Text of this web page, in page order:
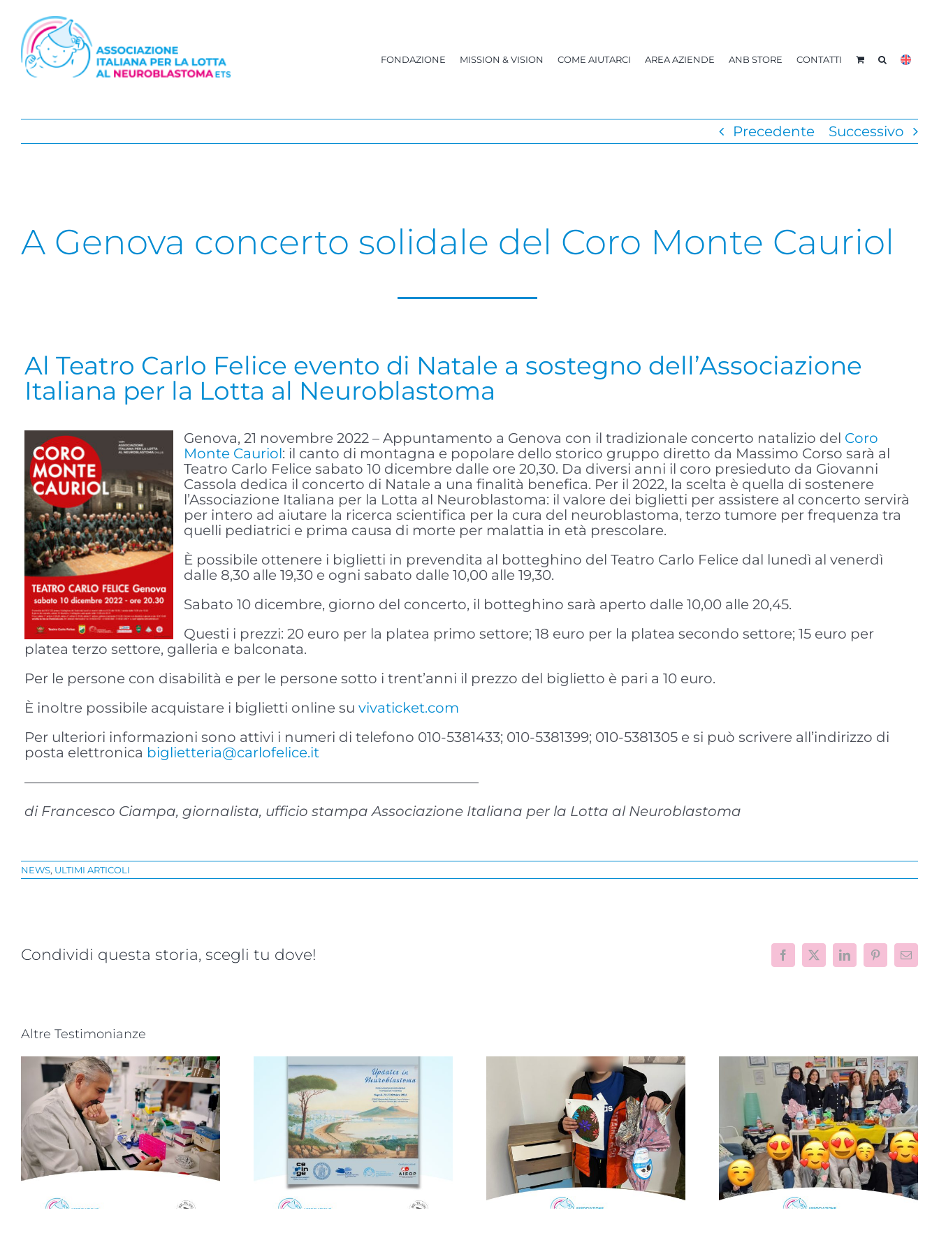
contenuto
FONDAZIONE MISSION & VISION COME AIUTARCI AREA AZIENDE ANB STORE CONTATTI
Precedente Successivo
A Genova concerto solidale del Coro Monte Cauriol
Al Teatro Carlo Felice evento di Natale a sostegno dell’Associazione
Italiana per la Lotta al Neuroblastoma
Genova, 21 novembre 2022 – Appuntamento a Genova con il tradizionale concerto natalizio del Coro
Monte Cauriol: il canto di montagna e popolare dello storico gruppo diretto da Massimo Corso sarà al
Teatro Carlo Felice sabato 10 dicembre dalle ore 20,30. Da diversi anni il coro presieduto da Giovanni
Cassola dedica il concerto di Natale a una finalità benefica. Per il 2022, la scelta è quella di sostenere
l’Associazione Italiana per la Lotta al Neuroblastoma: il valore dei biglietti per assistere al concerto servirà
per intero ad aiutare la ricerca scientifica per la cura del neuroblastoma, terzo tumore per frequenza tra
quelli pediatrici e prima causa di morte per malattia in età prescolare.
È possibile ottenere i biglietti in prevendita al botteghino del Teatro Carlo Felice dal lunedì al venerdì
dalle 8,30 alle 19,30 e ogni sabato dalle 10,00 alle 19,30.
Sabato 10 dicembre, giorno del concerto, il botteghino sarà aperto dalle 10,00 alle 20,45.
Questi i prezzi: 20 euro per la platea primo settore; 18 euro per la platea secondo settore; 15 euro per
platea terzo settore, galleria e balconata.
Per le persone con disabilità e per le persone sotto i trent’anni il prezzo del biglietto è pari a 10 euro.
È inoltre possibile acquistare i biglietti online suvivaticket.com
Per ulteriori informazioni sono attivi i numeri di telefono 010-5381433; 010-5381399; 010-5381305 e si può scrivere all’indirizzo di
posta elettronica biglietteria@carlofelice.it
————————————————————————————————–
di Francesco Ciampa, giornalista, ufficio stampa Associazione Italiana per la Lotta al Neuroblastoma
NEWS, ULTIMI ARTICOLI
Condividi questa storia, scegli tu dove! Facebook
X LinkedInPinterestEmail
Altre Testimonianze
Novità dalla ricerca
scientifica: convegno
a Napoli
Avellino, infanzia al
centro con la
campagna “Cerco un
uovo amico”
Infanzia al centro,
Siracusa: la Polizia
Locale di Melilli per la
campagna “Cerco un
uovo amico”
Progetto “VAMOLAA,
in campo anche
l’Università La
Sapienza di Roma